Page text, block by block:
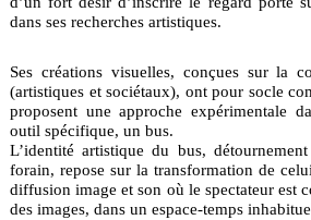
dans ses recherches artistiques.
Ses créations visuelles, conçues sur la
(artistiques et sociétaux), ont pour socle
proposent une approche expérimentale
outil spécifique, un bus.
L’identité artistique du bus,
forain, repose sur la transformation de
diffusion image et son où le spectateur est
des images, dans un espace-temps